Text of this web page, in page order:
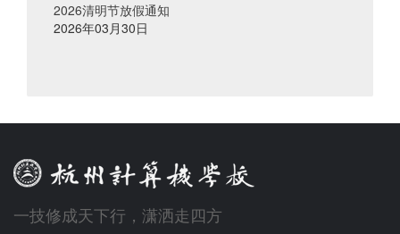
2026清明节放假通知
2026年03月30日
一技修成天下行，潇洒走四方